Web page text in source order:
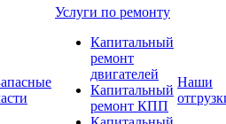
Услуги по ремонту
Капитальный
ремонт
двигателей
Капитальный
ремонт КПП
Наши